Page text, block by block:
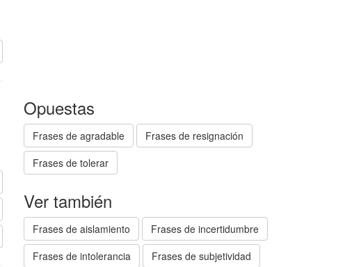
Opuestas
Frases de agradable
Frases de resignación
Frases de tolerar
Ver también
Frases de aislamiento
Frases de incertidumbre
Frases de intolerancia
Frases de subjetividad